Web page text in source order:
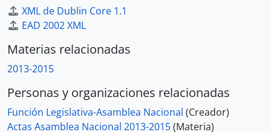
XML de Dublin Core 1.1
EAD 2002 XML
Materias relacionadas
2013-2015
Personas y organizaciones relacionadas
Función Legislativa-Asamblea Nacional (Creador)
Actas Asamblea Nacional 2013-2015(Materia)